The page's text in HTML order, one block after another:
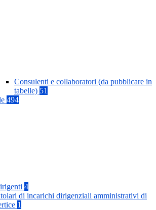
Consulenti e collaboratori (da pubblicare in
tabelle) 51
494
4
di incarichi dirigenziali amministrativi di
1